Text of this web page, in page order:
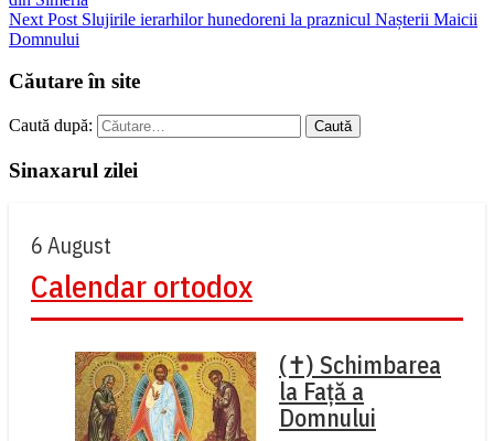
Next Post Slujirile ierarhilor hunedoreni la praznicul Nașterii Maicii
Domnului
Căutare în site
Caută după:
Sinaxarul zilei
6 August
Calendar ortodox
(✝) Schimbarea
la Față a
Domnului